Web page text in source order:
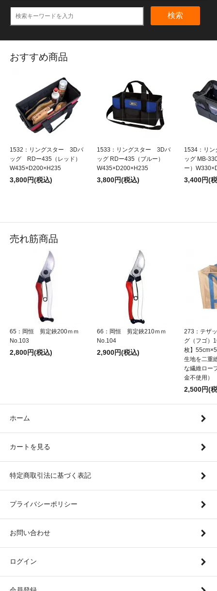
検索
おすすめ商品
1532：リングスター 3Dバ
ッグ RDー435（レッド）
W435×D200×H235
3,800円(税込)
1533：リングスター 3Dバ
ッグ RDー435（ブルー）
W435×D200×H235
3,800円(税込)
1534：リ
ッグ MB-
ー）
3,400円(
売れ筋商品
65：岡恒 剪定鋏200ｍｍ
No.103
2,800円(税込)
66：岡恒 剪定鋏210ｍｍ
No.104
2,900円(税込)
273：テザ
グ（フゴ）
枚】
生地を二重
な繊維ロー
金不使用）
2,500円(
ホーム
カートを見る
特定商取引法に基づく表記
プライバシーポリシー
お問い合わせ
ログイン